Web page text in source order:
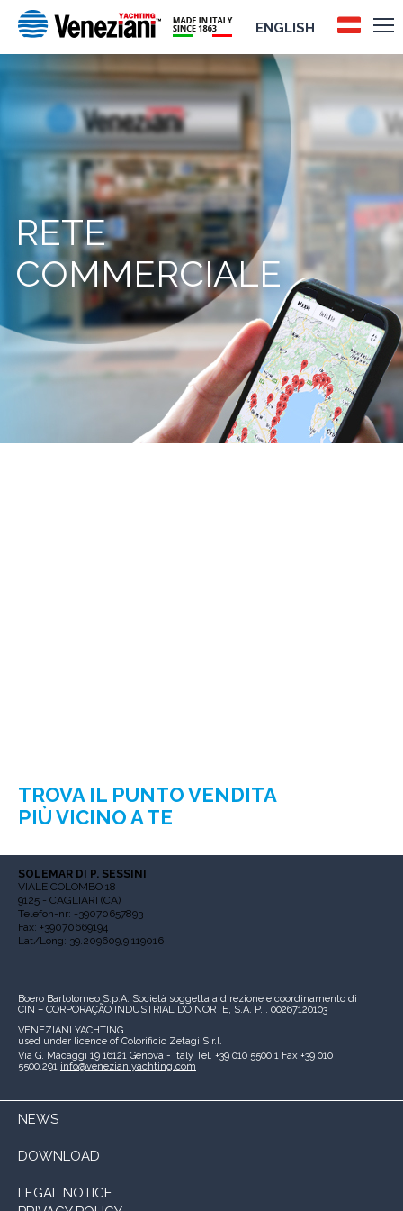
ENGLISH
RETE
COMMERCIALE
TROVA IL PUNTO VENDITA
PIÙ VICINO A TE
SOLEMAR DI P. SESSINI
VIALE COLOMBO 18
9125 - CAGLIARI (CA)
Telefon-nr: +39070657893
Fax: +39070669194
Lat/Long: 39.209609,9.119016
Boero Bartolomeo S.p.A. Società soggetta a direzione e coordinamento di
CIN – CORPORAÇÃO INDUSTRIAL DO NORTE, S.A. P.I. 00267120103
VENEZIANI YACHTING
used under licence of Colorificio Zetagi S.r.l.
Via G. Macaggi 19 16121 Genova - Italy Tel. +39 010 5500.1 Fax +39 010
5500.291 info@venezianiyachting.com
NEWS
DOWNLOAD
LEGAL NOTICE